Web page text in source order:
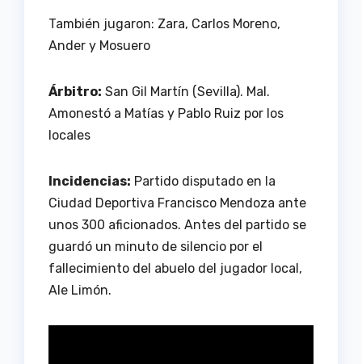
También jugaron: Zara, Carlos Moreno,
Ander y Mosuero
Árbitro: San Gil Martín (Sevilla). Mal.
Amonestó a Matías y Pablo Ruiz por los
locales
Incidencias: Partido disputado en la
Ciudad Deportiva Francisco Mendoza ante
unos 300 aficionados. Antes del partido se
guardó un minuto de silencio por el
fallecimiento del abuelo del jugador local,
Ale Limón.